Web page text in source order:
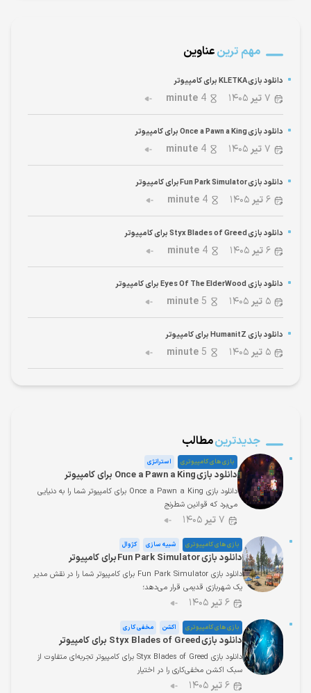
مهم ترینعناوین
دانلود بازی KLETKA برای کامپیوتر
۷تیر۱۴۰۵ 4
minute
دانلود بازی Once a Pawn a King برای کامپیوتر
۷تیر۱۴۰۵ 4
minute
دانلود بازی Fun Park Simulator برای کامپیوتر
۶تیر۱۴۰۵ 4
minute
دانلود بازی Styx Blades of Greed برای کامپیوتر
۶تیر۱۴۰۵ 4
minute
دانلود بازی Eyes Of The ElderWood برای کامپیوتر
۵ تیر۱۴۰۵ 5
minute
دانلود بازی HumanitZ برای کامپیوتر
۵ تیر۱۴۰۵ 5
minute
جدیدترینمطالب
بازی های کامپیوتری استراتژی
دانلود بازی Once a Pawn a King برای کامپیوتر
دانلود بازی Once a Pawn a King برای کامپیوتر شما را به دنیایی
می‌برد که قوانین شطرنج
۷ تیر ۱۴۰۵
بازی های کامپیوتری شبیه سازی کژوال
دانلود بازی Fun Park Simulator برای کامپیوتر
دانلود بازی Fun Park Simulator برای کامپیوتر شما را در نقش مدیر
یک شهربازی قدیمی قرار می‌دهد؛
۶تیر۱۴۰۵
بازی های کامپیوتری اکشن مخفی کاری
دانلود بازی Styx Blades of Greed برای کامپیوتر
دانلود بازی Styx Blades of Greed برای کامپیوتر تجربه‌ای متفاوت از
سبک اکشن مخفی‌کاری را در اختیار
۶تیر۱۴۰۵